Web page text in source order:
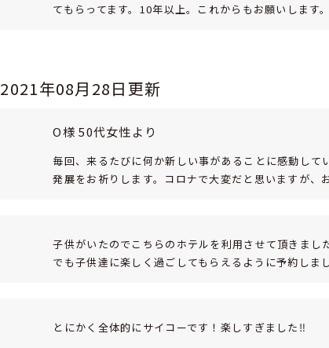
てもらってます。10年以上。これからもお願いします。
2021年08月28日更新
O様 50代女性より
毎回、来るたびに何か新しい事があることに感動し
発展をお祈りします。コロナで大変だと思いますが、
子供がいたのでこちらのホテルを利用させて頂きま
でも子供達に楽しく過ごしてもらえるように予約しま
とにかく全体的にサイコーです！楽しすぎました‼